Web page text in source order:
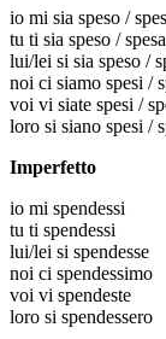
io mi sia speso /
tu ti sia speso / spesa
lui/lei si sia speso /
noi ci siamo spesi /
voi vi siate spesi /
loro si siano spesi /
Imperfetto
io mi spendessi
tu ti spendessi
lui/lei si spendesse
noi ci spendessimo
voi vi spendeste
loro si spendessero